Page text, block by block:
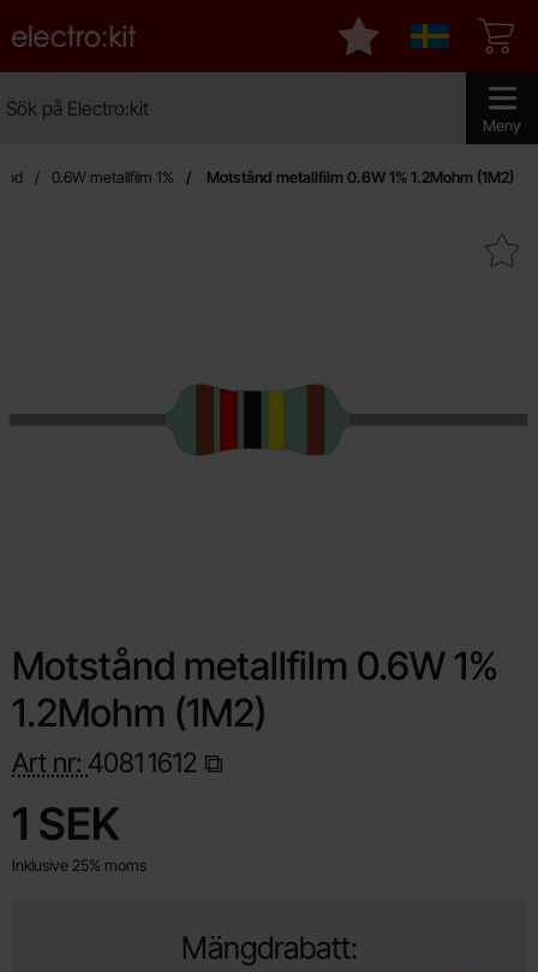
Meny
Startsidan för Electro:kit
Sverige
Mina favoriter
0.6W metallfilm 1% Motstånd metallfilm 0.6W 1% 1.2Mohm (1M2)
Makera motstånd metallfilm 0.6W
Motstånd metallfilm 0.6W 1%
1.2Mohm (1M2)
Art nr: 40811612
pris
1 SEK
Inklusive 25% moms
Mängdrabatt: